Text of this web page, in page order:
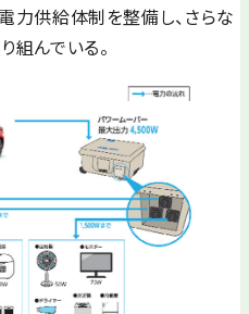
力供給体制を整備し、さらな
組んでいる。